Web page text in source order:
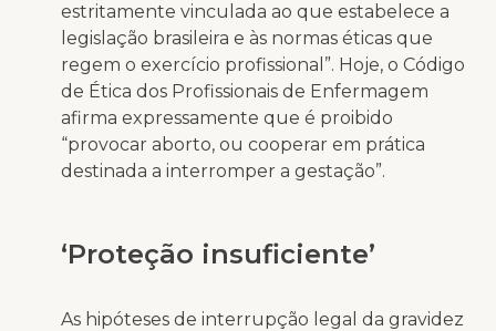
estritamente vinculada ao que estabelece a
legislação brasileira e às normas éticas que
regem o exercício profissional”. Hoje, o Código
de Ética dos Profissionais de Enfermagem
afirma expressamente que é proibido
“provocar aborto, ou cooperar em prática
destinada a interromper a gestação”.
‘Proteção insuficiente’
As hipóteses de interrupção legal da gravidez